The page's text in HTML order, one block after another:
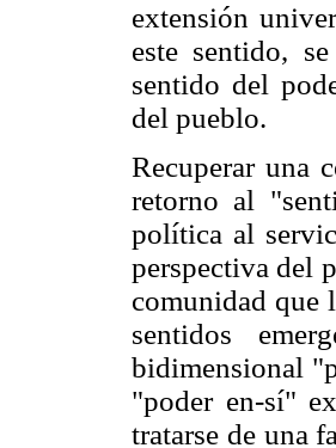
extensión
este sentido,
sentido del
del pueblo.
Recuperar una
retorno al
política al
perspectiva del
comunidad que
sentidos
bidimensional
"poder en-sí"
tratarse de una